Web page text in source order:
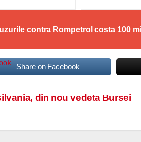
contra Rompetrol costa 100
Share on Facebook
din nou vedeta Bursei